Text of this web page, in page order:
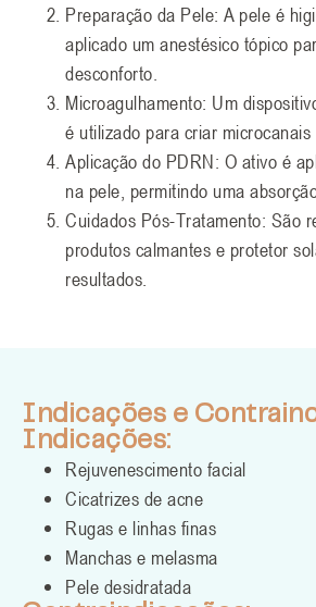
Preparação da Pele: A pele é
aplicado um anestésico tópico
desconforto.
Microagulhamento: Um
é utilizado para criar microcanais
Aplicação do PDRN: O ativo é
na pele, permitindo uma
Cuidados Pós-Tratamento: São
produtos calmantes e protetor
resultados.
Indicações e
Indicações:
Rejuvenescimento facial
Cicatrizes de acne
Rugas e linhas finas
Manchas e melasma
Pele desidratada